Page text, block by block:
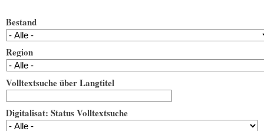
Bestand
Region
Volltextsuche über Langtitel
Digitalisat: Status Volltextsuche